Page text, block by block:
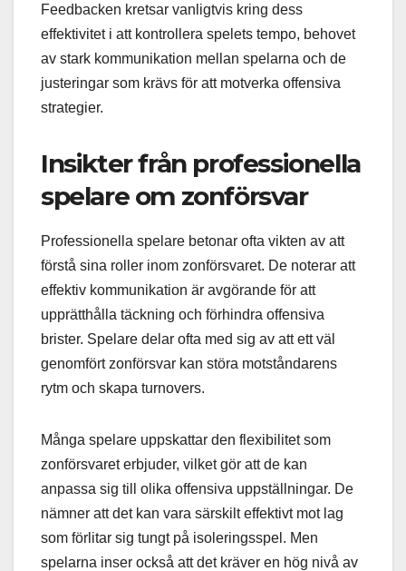
Feedbacken kretsar vanligtvis kring dess
effektivitet i att kontrollera spelets tempo, behovet
av stark kommunikation mellan spelarna och de
justeringar som krävs för att motverka offensiva
strategier.
Insikter från professionella
spelare om zonförsvar
Professionella spelare betonar ofta vikten av att
förstå sina roller inom zonförsvaret. De noterar att
effektiv kommunikation är avgörande för att
upprätthålla täckning och förhindra offensiva
brister. Spelare delar ofta med sig av att ett väl
genomfört zonförsvar kan störa motståndarens
rytm och skapa turnovers.
Många spelare uppskattar den flexibilitet som
zonförsvaret erbjuder, vilket gör att de kan
anpassa sig till olika offensiva uppställningar. De
nämner att det kan vara särskilt effektivt mot lag
som förlitar sig tungt på isoleringsspel. Men
spelarna inser också att det kräver en hög nivå av